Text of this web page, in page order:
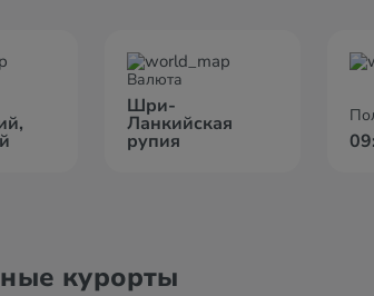
Валюта
Шри-
Ланкийская
рупия
курорты